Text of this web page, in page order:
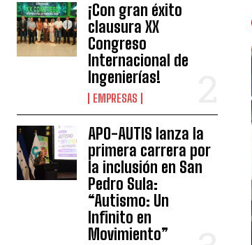
¡Con gran éxito
clausura XX
Congreso
Internacional de
Ingenierías!
EMPRESAS
APO-AUTIS lanza la
primera carrera por
la inclusión en San
Pedro Sula:
“Autismo: Un
Infinito en
Movimiento”